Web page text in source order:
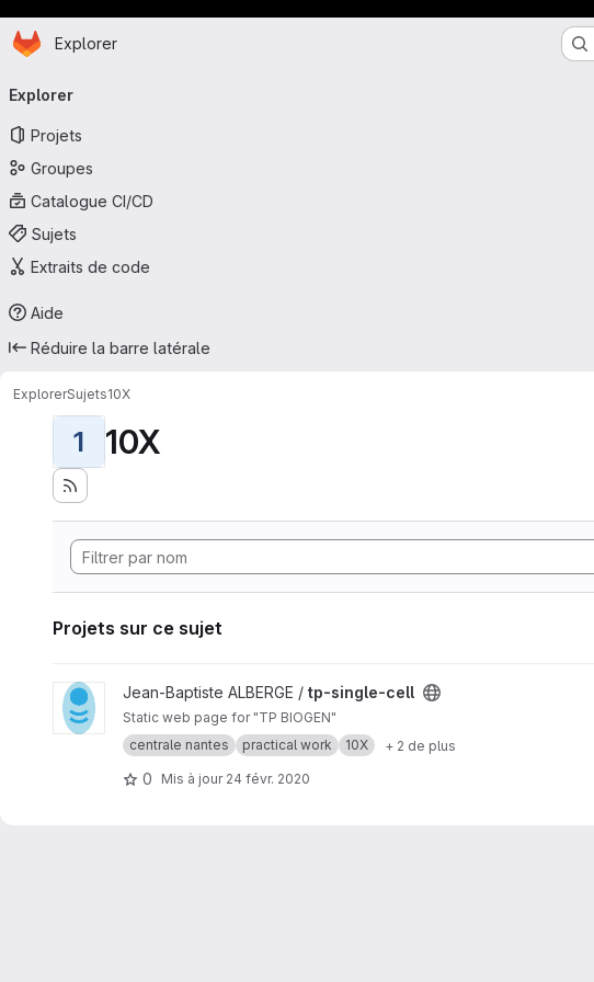
Passer au contenu principal
Page d'accueil
Explorer
principale
Explorer
Projets
Groupes
Catalogue CI/CD
Sujets
Extraits de code
Aide
Réduire la barre latérale
ExplorerSujets10X
1 10X
Projets sur ce sujet
Afficher le projet tp-single-cell
Jean-Baptiste ALBERGE / tp-single-cell
Static web page for "TP BIOGEN"
centrale nantes
practical work 10X + 2 de plus
0 Mis à jour 24 févr. 2020